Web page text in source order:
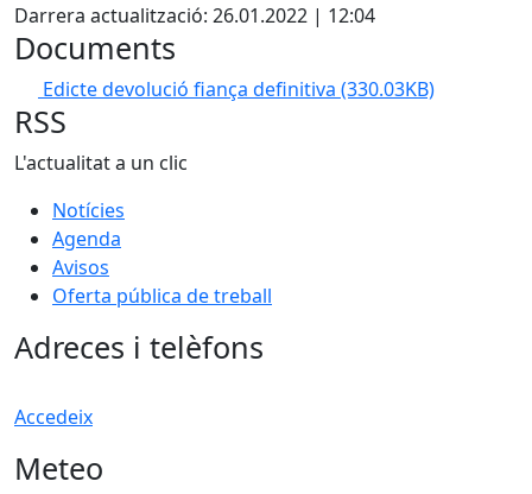
Darrera actualització: 26.01.2022 | 12:04
Documents
Edicte devolució fiança definitiva (330.03KB)
RSS
L'actualitat a un clic
Notícies
Agenda
Avisos
Oferta pública de treball
Adreces i telèfons
Accedeix
Meteo